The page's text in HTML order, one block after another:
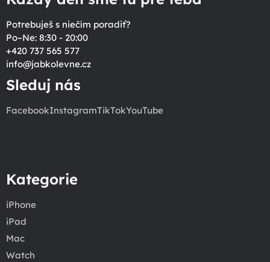
Potrebuješ s niečím poradiť?
Po–Ne: 8:30 - 20:00
+420 737 565 577
info@jabkolevne.cz
Sleduj nás
FacebookInstagramTikTokYouTube
Kategorie
iPhone
iPad
Mac
Watch